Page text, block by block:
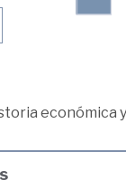
económica